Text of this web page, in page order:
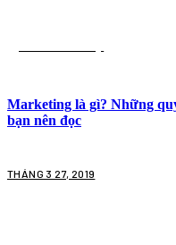
Marketing là gì? Những
bạn nên đọc
THÁNG 3 27, 2019